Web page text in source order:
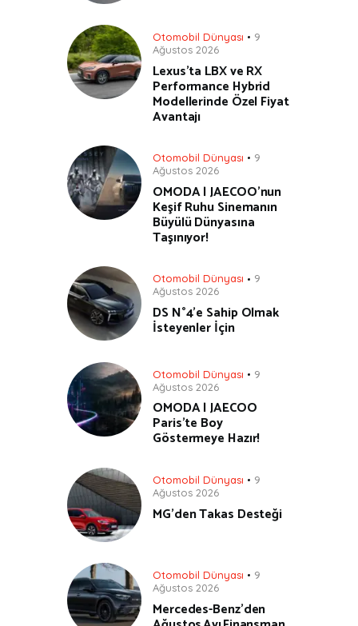
Otomobil Dünyası
9
Ağustos 2026
Lexus’ta LBX ve RX
Performance Hybrid
Modellerinde Özel Fiyat
Avantajı
Otomobil Dünyası
9
Ağustos 2026
OMODA | JAECOO’nun
Keşif Ruhu Sinemanın
Büyülü Dünyasına
Taşınıyor!
Otomobil Dünyası
9
Ağustos 2026
DS N°4’e Sahip Olmak
İsteyenler İçin
Otomobil Dünyası
9
Ağustos 2026
OMODA | JAECOO
Paris’te Boy
Göstermeye Hazır!
Otomobil Dünyası
9
Ağustos 2026
MG’den Takas Desteği
Otomobil Dünyası
9
Ağustos 2026
Mercedes-Benz’den